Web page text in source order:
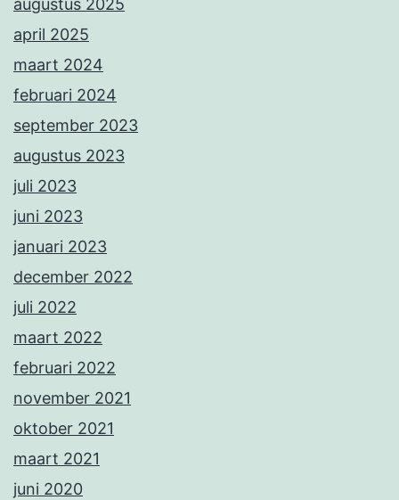
augustus 2025
april 2025
maart 2024
februari 2024
september 2023
augustus 2023
juli 2023
juni 2023
januari 2023
december 2022
juli 2022
maart 2022
februari 2022
november 2021
oktober 2021
maart 2021
juni 2020